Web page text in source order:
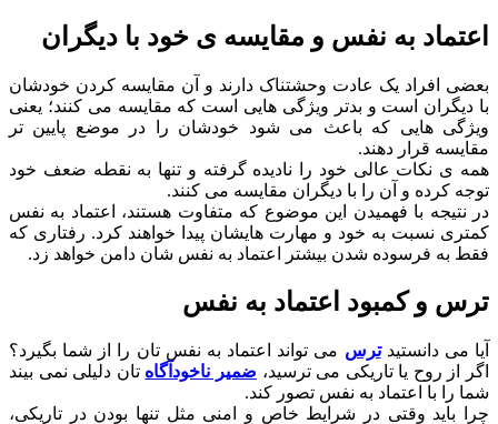
اعتماد به نفس و مقایسه ی خود با دیگران
بعضی افراد یک عادت وحشتناک دارند و آن مقایسه کردن خودشان
با دیگران است و بدتر ویژگی هایی است که مقایسه می کنند؛ یعنی
ویژگی هایی که باعث می شود خودشان را در موضع پایین تر
مقایسه قرار دهند.
همه ی نکات عالی خود را نادیده گرفته و تنها به نقطه ضعف خود
توجه کرده و آن را با دیگران مقایسه می کنند.
در نتیجه با فهمیدن این موضوع که متفاوت هستند، اعتماد به نفس
کمتری نسبت به خود و مهارت هایشان پیدا خواهند کرد. رفتاری که
فقط به فرسوده شدن بیشتر اعتماد به نفس شان دامن خواهد زد.
ترس و کمبود اعتماد به نفس
آیا می دانستیدترس می تواند اعتماد به نفس تان را از شما بگیرد؟
اگر از روح یا تاریکی می ترسید، ضمیر ناخودآگاه تان دلیلی نمی بیند
شما را با اعتماد به نفس تصور کند.
چرا باید وقتی در شرایط خاص و امنی مثل تنها بودن در تاریکی،